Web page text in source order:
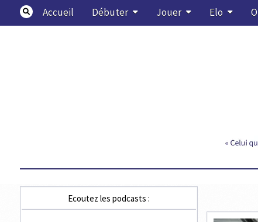
content
Accueil Débuter Jouer Elo
Ecoutez les podcasts :